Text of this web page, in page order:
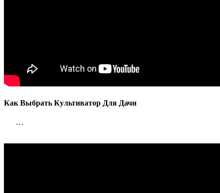
Как Выбрать Культиватор Для Дачи
…